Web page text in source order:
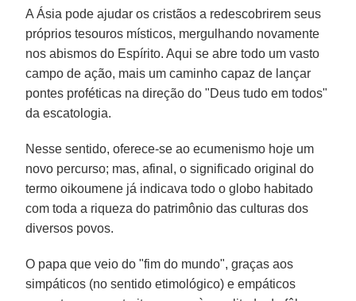
A Ásia pode ajudar os cristãos a redescobrirem seus
próprios tesouros místicos, mergulhando novamente
nos abismos do Espírito. Aqui se abre todo um vasto
campo de ação, mais um caminho capaz de lançar
pontes proféticas na direção do "Deus tudo em todos"
da escatologia.
Nesse sentido, oferece-se ao ecumenismo hoje um
novo percurso; mas, afinal, o significado original do
termo oikoumene já indicava todo o globo habitado
com toda a riqueza do patrimônio das culturas dos
diversos povos.
O papa que veio do "fim do mundo", graças aos
simpáticos (no sentido etimológico) e empáticos